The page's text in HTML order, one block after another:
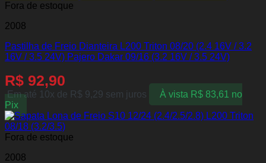
Fora de estoque
2008
Pastilha de Freio Dianteira L200 Triton 08/20 (2.4 16V / 3.2
16V / 3.5 24V) Pajero Dakar 09/16 (3.2 16V / 3.5 24V)
R$ 92,90
Em até 10x de R$ 9,29 sem juros À vista R$83,61 no
Pix
Fora de estoque
2008